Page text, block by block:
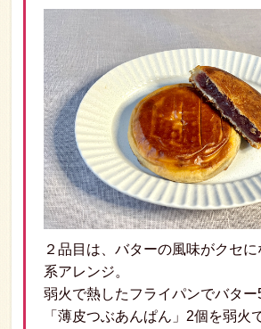
２品目は、バターの風味がクセ
系アレンジ。
弱火で熱したフライパンでバター
「薄皮つぶあんぱん」2個を弱火